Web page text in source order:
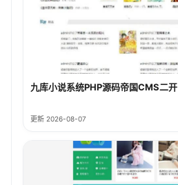
九库小说系统PHP源码帝国CMS二开
更新 2026-08-07